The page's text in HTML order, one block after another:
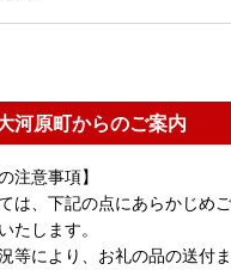
河原町からのご案内
注意事項】
は、下記の点にあらかじめ
たします。
等により、お礼の品の送付